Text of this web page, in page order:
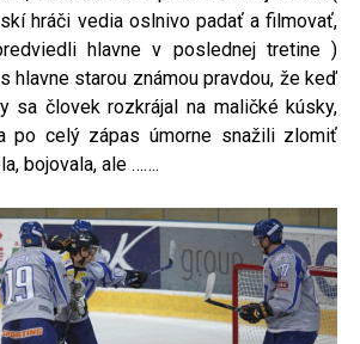
hráči vedia oslnivo padať a filmovať,
hlavne v poslednej tretine )
hlavne starou známou pravdou, že keď
sa človek rozkrájal na maličké kúsky,
po celý zápas úmorne snažili zlomiť
bojovala, ale …….